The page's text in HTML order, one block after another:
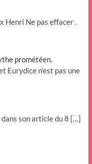
Henri Ne pas effacer .
prométéen.
Eurydice n’est pas une
son article du 8 […]